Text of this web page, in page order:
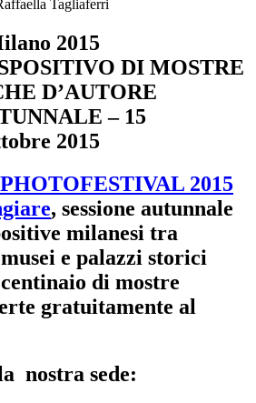
2015
DI MOSTRE
D’AUTORE
– 15
2015
PHOTOFESTIVAL 2015
, sessione autunnale
milanesi tra
e palazzi storici
di mostre
gratuitamente al
nostra sede: